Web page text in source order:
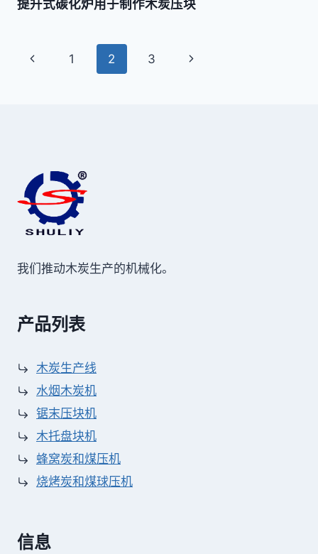
提升式碳化炉用于制作木炭压块
页
上
1 2 3
下
我们推动木炭生产的机械化。
产品列表
木炭生产线
水烟木炭机
锯末压块机
木托盘块机
蜂窝炭和煤压机
烧烤炭和煤球压机
信息